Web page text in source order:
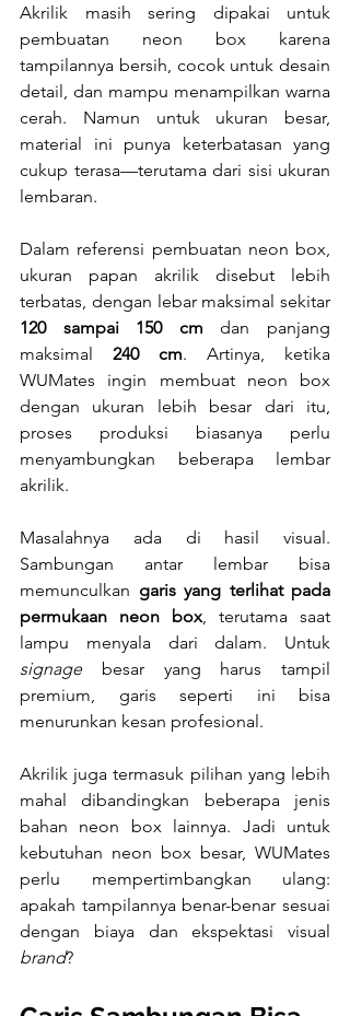
Akrilik masih sering dipakai untuk
pembuatan neon box karena
tampilannya bersih, cocok untuk desain
detail, dan mampu menampilkan warna
cerah. Namun untuk ukuran besar,
material ini punya keterbatasan yang
cukup terasa—terutama dari sisi ukuran
lembaran.
Dalam referensi pembuatan neon box,
ukuran papan akrilik disebut lebih
120 sampai 150 cm dan panjang
maksimal 240 cm. Artinya, ketika
WUMates ingin membuat neon box
dengan ukuran lebih besar dari itu,
proses produksi biasanya perlu
menyambungkan beberapa lembar
akrilik.
Masalahnya ada di hasil visual.
Sambungan antar lembar bisa
memunculkan garis yang terlihat pada
permukaan neon box , terutama saat
signage besar yang harus tampil
premium, garis seperti ini bisa
menurunkan kesan profesional.
Akrilik juga termasuk pilihan yang lebih
mahal dibandingkan beberapa jenis
bahan neon box lainnya. Jadi untuk
kebutuhan neon box besar, WUMates
perlu mempertimbangkan ulang:
apakah tampilannya benar-benar sesuai
brand?